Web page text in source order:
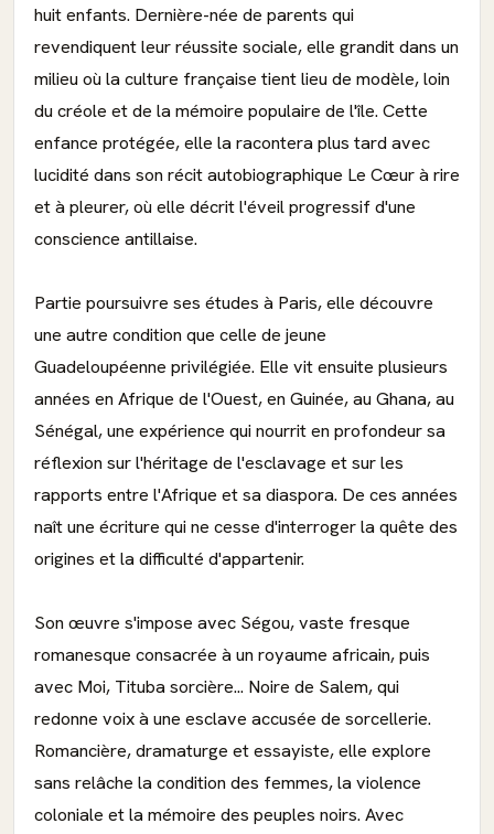
huit enfants. Dernière-née de parents qui
revendiquent leur réussite sociale, elle grandit dans un
milieu où la culture française tient lieu de modèle, loin
du créole et de la mémoire populaire de l'île. Cette
enfance protégée, elle la racontera plus tard avec
lucidité dans son récit autobiographique Le Cœur à rire
et à pleurer, où elle décrit l'éveil progressif d'une
conscience antillaise.
Partie poursuivre ses études à Paris, elle découvre
une autre condition que celle de jeune
Guadeloupéenne privilégiée. Elle vit ensuite plusieurs
années en Afrique de l'Ouest, en Guinée, au Ghana, au
Sénégal, une expérience qui nourrit en profondeur sa
réflexion sur l'héritage de l'esclavage et sur les
rapports entre l'Afrique et sa diaspora. De ces années
naît une écriture qui ne cesse d'interroger la quête des
origines et la difficulté d'appartenir.
Son œuvre s'impose avec Ségou, vaste fresque
romanesque consacrée à un royaume africain, puis
avec Moi, Tituba sorcière... Noire de Salem, qui
redonne voix à une esclave accusée de sorcellerie.
Romancière, dramaturge et essayiste, elle explore
sans relâche la condition des femmes, la violence
coloniale et la mémoire des peuples noirs. Avec